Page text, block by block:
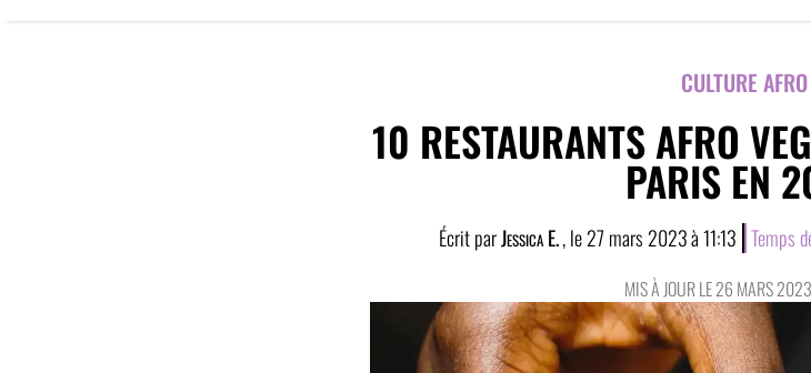
CULTURE AFRO
10 RESTAURANTS AFRO
PARIS EN
Écrit parJessica E., le27 mars 2023à11:13 Temps
MIS À JOUR LE 26 MARS